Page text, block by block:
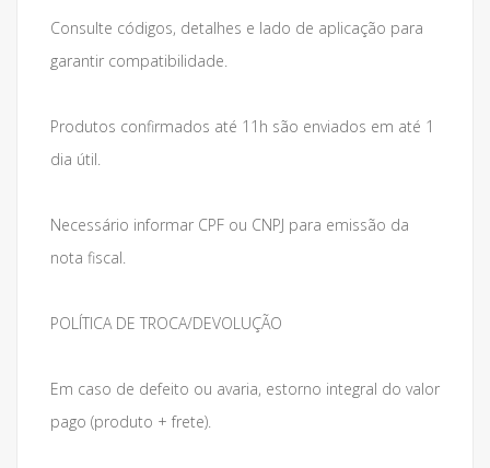
Consulte códigos, detalhes e lado de aplicação para
garantir compatibilidade.
Produtos confirmados até 11h são enviados em até 1
dia útil.
Necessário informar CPF ou CNPJ para emissão da
nota fiscal.
POLÍTICA DE TROCA/DEVOLUÇÃO
Em caso de defeito ou avaria, estorno integral do valor
pago (produto + frete).